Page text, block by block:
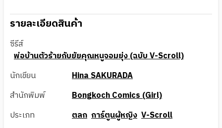
รายละเอียดสินค้า
ซีรีส์
พ่อบ้านตัวร้ายกับยัยคุณหนูจอมยุ่ง (ฉบับ V-Scroll)
นักเขียน
Hina SAKURADA
สำนักพิมพ์
Bongkoch Comics (Girl)
ประเภท
ตลก การ์ตูนผู้หญิง V-Scroll